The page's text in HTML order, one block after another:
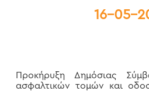
16-05-
Προκήρυξη Δημόσιας
ασφαλτικών τομών και